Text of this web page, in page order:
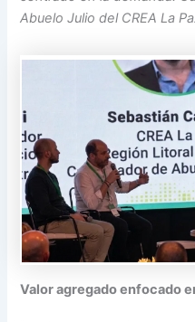
Abuelo Julio del CREA La
Valor agregado enfocado